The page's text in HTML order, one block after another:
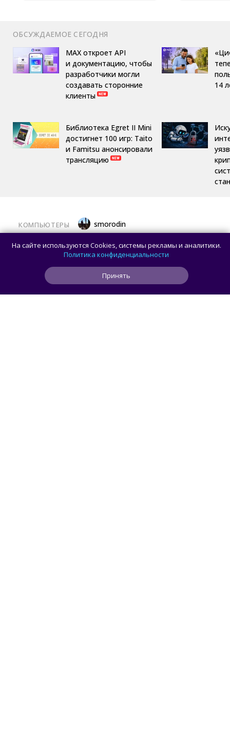
ОБСУЖДАЕМОЕ СЕГОДНЯ
MAX откроет API
и документацию, чтобы
разработчики могли
создавать сторонние
клиенты
Библиотека Egret II Mini
достигнет 100 игр: Taito
и Famitsu анонсировали
трансляцию
14
КОМПЬЮТЕРЫ smorodin
Половина корпусов для ПК имеют
значительные расхождения в реальных
размерах и размерах на бумаге —
исследование Noctua
На сайте используются Cookies, системы рекламы и аналитики.
Политика конфиденциальности
Принять